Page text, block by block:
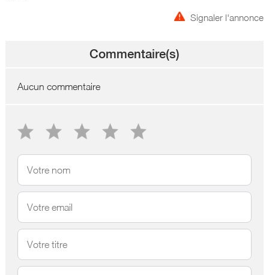
Signaler l'annonce
Commentaire(s)
Aucun commentaire